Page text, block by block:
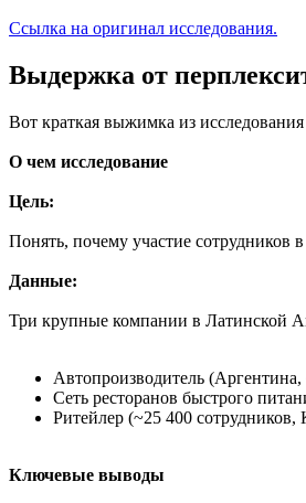
Ссылка на оригинал исследования.
Выдержка от
Вот краткая выжимка из
О чем исследование
Цель:
Понять, почему участие сотрудников
Данные:
Три крупные компании в Латинской
Автопроизводитель (Аргентина,
Сеть ресторанов быстрого
Ритейлер (~25 400 сотрудников,
Ключевые выводы